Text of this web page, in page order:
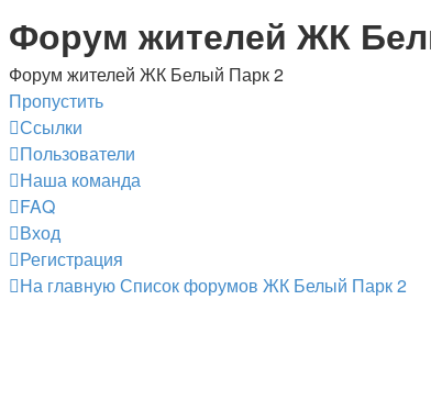
Форум жителей ЖК
Форум жителей ЖК Белый Парк 2
Пропустить
Ссылки
Пользователи
Наша команда
FAQ
Вход
Регистрация
На главнуюСписок форумов ЖК Белый Парк 2